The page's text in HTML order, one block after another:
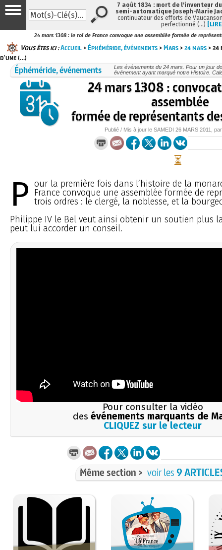
24 mars 1308 : le roi de France convoque une assemblée formée de
Vous êtes ici :Accueil >Éphéméride, événements >Mars >24 mars >
d'une (…)
Éphéméride, événements
Les événements du 24 mars. Pour un jour
événement ayant marqué notre Histoire.
24 mars 1308 :
assemblée
formée de représentants
Publié / Mis à jour le SAMEDI 26 MARS 2011 ,
P our la première fois dans l’histoire de la
France convoque une assemblée formée de
trois ordres : le clergé, la noblesse, et la
Philippe IV le Bel veut ainsi obtenir un soutien plus
peut lui accorder un conseil.
Pour consulter la vidéo
des événements marquants de
CLIQUEZ sur le lecteur
Même section > voir les9
7 août 1834 : mort de l'inventeur
semi-automatique Joseph-Marie
continuateur des efforts de
perfectionné (…)